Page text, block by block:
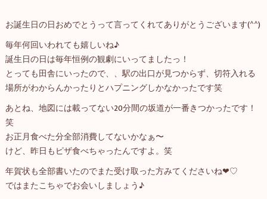
お誕生日の日おめでとうって言ってくれてありがとうございます(^^)
毎年何回いわれても嬉しいね♪
誕生日の日は毎年恒例の観劇にいってましたっ！
とっても田舎にいったので、、駅の出口が見つからず、切符入れる
場所がわからんかったりとハプニングしかなかったです笑
あとね、地図には載ってない20分間の坂道が一番きつかったです！
笑
お正月食べた分全部消費してないかなぁ〜
けど、昨日もピザ食べちゃったんですよ。笑
年賀状も全部書いたのでまた受け取った方みてくださいね❤︎♡
ではまたこちゃでお会いしましょう♪